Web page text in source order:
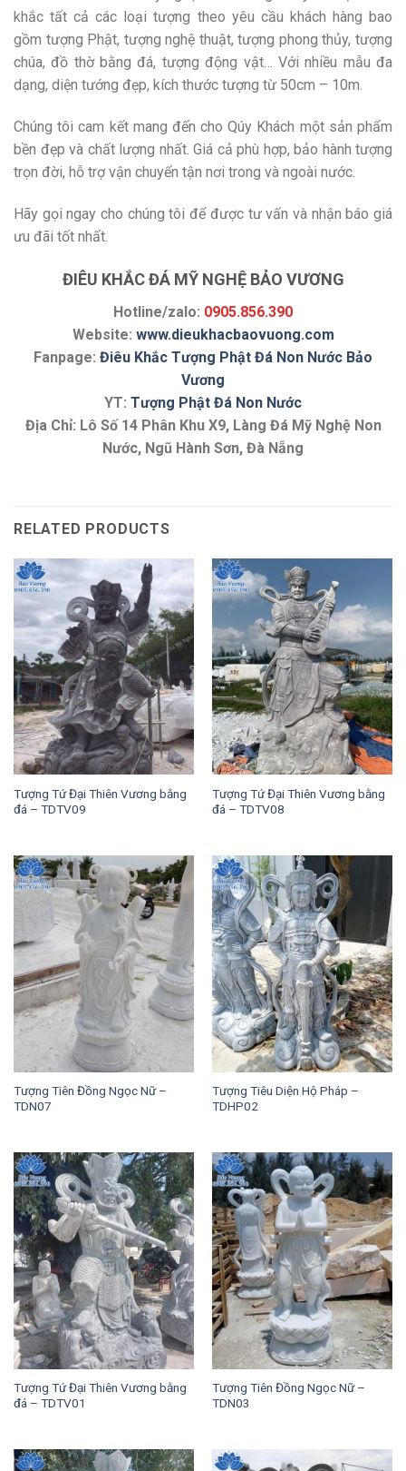
khắc tất cả các loại tượng theo yêu cầu khách hàng bao
gồm tượng Phật, tượng nghệ thuật, tượng phong thủy, tượng
chúa, đồ thờ bằng đá, tượng động vật… Với nhiều mẫu đa
dạng, diện tướng đẹp, kích thước tượng từ 50cm – 10m.
Chúng tôi cam kết mang đến cho Qúy Khách một sản phẩm
bền đẹp và chất lượng nhất. Giá cả phù hợp, bảo hành tượng
trọn đời, hỗ trợ vận chuyển tận nơi trong và ngoài nước.
Hãy gọi ngay cho chúng tôi để được tư vấn và nhận báo giá
ưu đãi tốt nhất.
ĐIÊU KHẮC ĐÁ MỸ NGHỆ BẢO VƯƠNG
Hotline/zalo: 0905.856.390
Website: www.dieukhacbaovuong.com
Fanpage: Điêu Khắc Tượng Phật Đá Non Nước Bảo
Vương
YT: Tượng Phật Đá Non Nước
Địa Chỉ: Lô Số 14 Phân Khu X9, Làng Đá Mỹ Nghệ Non
Nước, Ngũ Hành Sơn, Đà Nẵng
RELATED PRODUCTS
Tượng Tứ Đại Thiên Vương bằng
đá – TDTV09
Tượng Tứ Đại Thiên Vương bằng
đá – TDTV08
Tượng Tiên Đồng Ngọc Nữ –
TDN07
Tượng Tiêu Diện Hộ Pháp –
TDHP02
Tượng Tứ Đại Thiên Vương bằng
đá – TDTV01
Tượng Tiên Đồng Ngọc Nữ –
TDN03